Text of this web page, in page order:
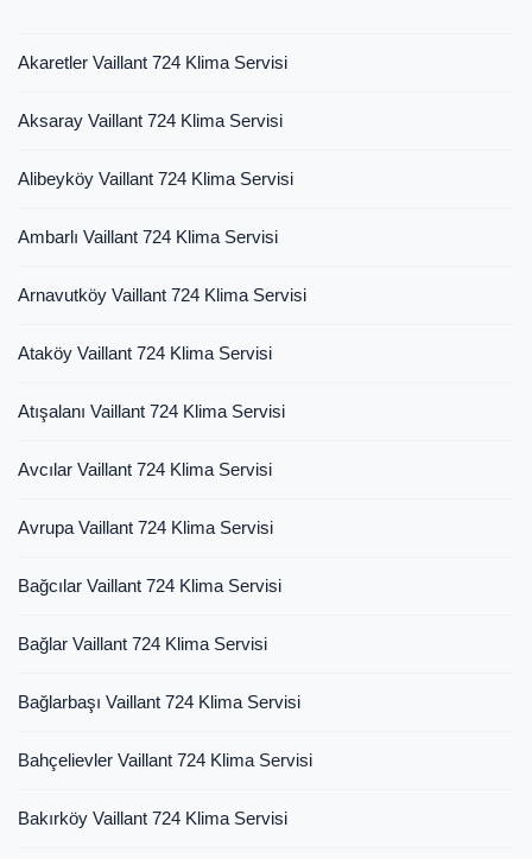
Akaretler Vaillant 724 Klima Servisi
Aksaray Vaillant 724 Klima Servisi
Alibeyköy Vaillant 724 Klima Servisi
Ambarlı Vaillant 724 Klima Servisi
Arnavutköy Vaillant 724 Klima Servisi
Ataköy Vaillant 724 Klima Servisi
Atışalanı Vaillant 724 Klima Servisi
Avcılar Vaillant 724 Klima Servisi
Avrupa Vaillant 724 Klima Servisi
Bağcılar Vaillant 724 Klima Servisi
Bağlar Vaillant 724 Klima Servisi
Bağlarbaşı Vaillant 724 Klima Servisi
Bahçelievler Vaillant 724 Klima Servisi
Bakırköy Vaillant 724 Klima Servisi